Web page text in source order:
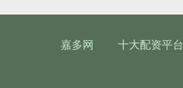
嘉多网 十大配资平台